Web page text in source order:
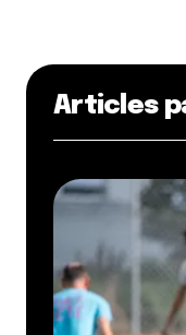
Articles